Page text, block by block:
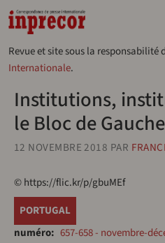
Aller au contenu principal
Revue et site sous la responsabilité
Internationale.
Institutions,
le Bloc de Gauche
12 NOVEMBRE 2018 PAR
© https://flic.kr/p/gbuMEf
PORTUGAL
numéro
657-658 - novembre-